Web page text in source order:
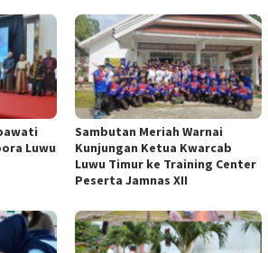
Luwu
Sambutan Meriah Warnai
Kunjungan Ketua Kwarcab
Luwu Timur ke Training Center
Peserta Jamnas XII